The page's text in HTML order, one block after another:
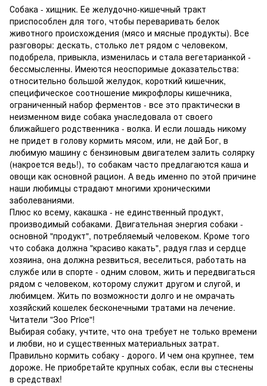
Собака - хищник. Ее желудочно-кишечный тракт
приспособлен для того, чтобы переваривать белок
животного происхождения (мясо и мясные продукты). Все
разговоры: дескать, столько лет рядом с человеком,
подобрела, привыкла, изменилась и стала вегетарианкой -
бессмысленны. Имеются неоспоримые доказательства:
относительно большой желудок, короткий кишечник,
специфическое соотношение микрофлоры кишечника,
ограниченный набор ферментов - все это практически в
неизменном виде собака унаследовала от своего
ближайшего родственника - волка. И если лошадь никому
не придет в голову кормить мясом, или, не дай Бог, в
любимую машину с бензиновым двигателем залить солярку
(накроется ведь!), то собакам часто предлагаются каша и
овощи как основной рацион. А ведь именно по этой причине
наши любимцы страдают многими хроническими
заболеваниями.
Плюс ко всему, какашка - не единственный продукт,
производимый собаками. Двигательная энергия собаки -
основной "продукт", потребляемый человеком. Кроме того
что собака должна "красиво какать", радуя глаз и сердце
хозяина, она должна резвиться, веселиться, работать на
службе или в спорте - одним словом, жить и передвигаться
рядом с человеком, которому служит другом и слугой, и
любимцем. Жить по возможности долго и не омрачать
хозяйский кошелек бесконечными тратами на лечение.
Читатели "Зоо Price"!
Выбирая собаку, учтите, что она требует не только времени
и любви, но и существенных материальных затрат.
Правильно кормить собаку - дорого. И чем она крупнее, тем
дороже. Не приобретайте крупных собак, если вы стеснены
в средствах!